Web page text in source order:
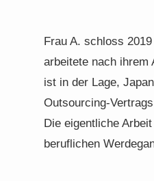
Frau A. schloss
arbeitete nach ihrem
ist in der Lage,
Outsourcing-
Die eigentliche
beruflichen